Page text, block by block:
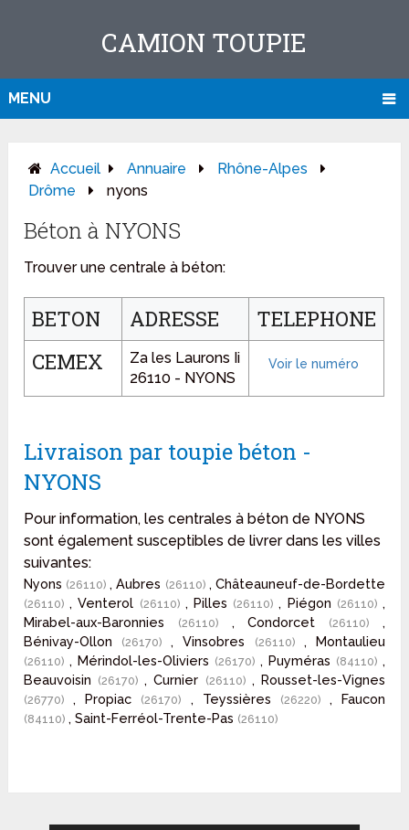
CAMION TOUPIE
MENU
Accueil Annuaire
Rhône-Alpes
Drôme
nyons
Béton à NYONS
Trouver une centrale à béton:
BETON ADRESSE
TELEPHONE
CEMEX
Za les Laurons Ii
26110 - NYONS
Livraison par toupie béton -
NYONS
Pour information, les centrales à béton de NYONS
sont également susceptibles de livrer dans les villes
suivantes:
Nyons (26110), Aubres (26110) , Châteauneuf-de-Bordette
(26110), Venterol (26110) , Pilles (26110), Piégon (26110) ,
Mirabel-aux-Baronnies
(26110) , Condorcet (26110) ,
Bénivay-Ollon
(26170), Vinsobres (26110) , Montaulieu
(26110), Mérindol-les-Oliviers (26170) , Puyméras (84110) ,
Beauvoisin (26170), Curnier (26110) , Rousset-les-Vignes
(26770), Propiac (26170) , Teyssières (26220) , Faucon
(84110), Saint-Ferréol-Trente-Pas (26110)